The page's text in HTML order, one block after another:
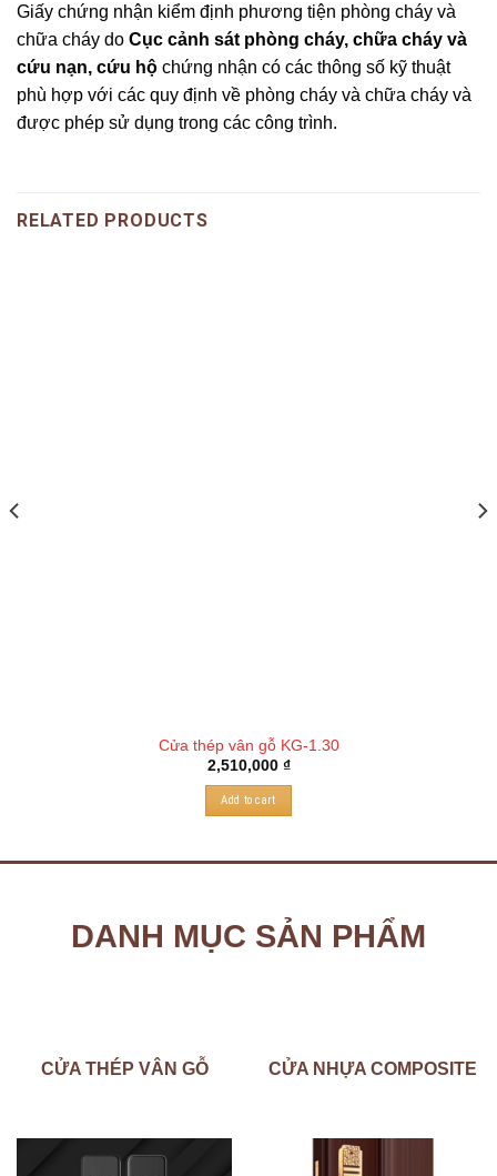
Giấy chứng nhận kiểm định phương tiện phòng cháy và
chữa cháy do Cục cảnh sát phòng cháy, chữa cháy và
cứu nạn, cứu hộ chứng nhận có các thông số kỹ thuật
phù hợp với các quy định về phòng cháy và chữa cháy và
được phép sử dụng trong các công trình.
RELATED PRODUCTS
Cửa thép vân gỗ KG-1.30
2,510,000 ₫
Add to cart
DANH MỤC SẢN PHẨM
CỬA THÉP VÂN GỖ CỬA NHỰA COMPOSITE